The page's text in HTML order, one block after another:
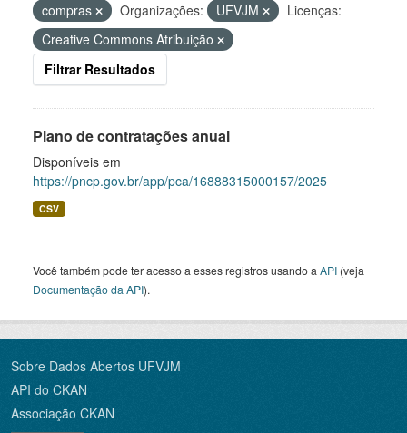
compras
Organizações: UFVJM
Licenças:
Creative Commons Atribuição
Filtrar Resultados
Plano de contratações anual
Disponíveis em
https://pncp.gov.br/app/pca/16888315000157/2025
CSV
Você também pode ter acesso a esses registros usando a API (veja
Documentação da API).
Sobre Dados Abertos UFVJM
API do CKAN
Associação CKAN